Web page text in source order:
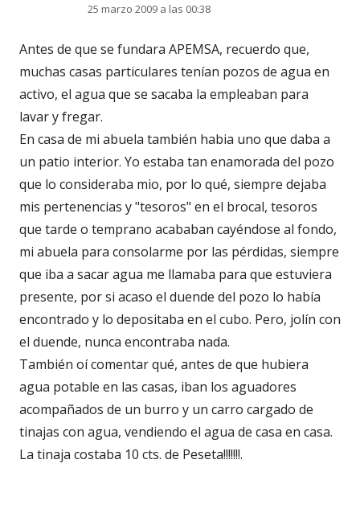
25 marzo 2009 a las 00:38
Antes de que se fundara APEMSA, recuerdo que,
muchas casas particulares tenían pozos de agua en
activo, el agua que se sacaba la empleaban para
lavar y fregar.
En casa de mi abuela también habia uno que daba a
un patio interior. Yo estaba tan enamorada del pozo
que lo consideraba mio, por lo qué, siempre dejaba
mis pertenencias y "tesoros" en el brocal, tesoros
que tarde o temprano acababan cayéndose al fondo,
mi abuela para consolarme por las pérdidas, siempre
que iba a sacar agua me llamaba para que estuviera
presente, por si acaso el duende del pozo lo había
encontrado y lo depositaba en el cubo. Pero, jolín con
el duende, nunca encontraba nada.
También oí comentar qué, antes de que hubiera
agua potable en las casas, iban los aguadores
acompañados de un burro y un carro cargado de
tinajas con agua, vendiendo el agua de casa en casa.
La tinaja costaba 10 cts. de Peseta!!!!!!!.